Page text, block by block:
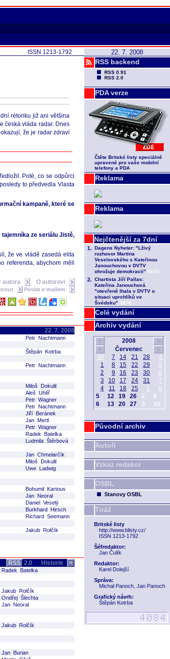
22. 7. 2008
RSS backend
RSS 0.91
RSS 2.0
PDA verze
Čtěte Britské listy speciálně
upravené pro vaše mobilní
telefony a PDA
Reklama
Reklama
Celé vydání
Archiv vydání
Původní archiv
Autoři
Vzkaz redakci
OSBL
Stanovy OSBL
Tiráž
Britské listy
http://www.blisty.cz/
ISSN 1213-1792
Šéfredaktor:
Jan Čulík
Redaktor:
Karel Dolejší
Správa:
Michal Panoch, Jan Panoch
Grafický návrh:
Štěpán Kotrba
ISSN 1213-1792
rétoriku již ani většina
česká vláda radar. Dnes
že je radar zdraví
Poté, co se odpůrci
to předvedla Vlasta
kampaně, které se
tajemníka ze seriálu Jistě,
že ve vládě zasedá elita
referenda, abychom měli
autora
O autorovi
Poslat e-mailem
22. 7. 2008
Petr Nachtmann
Štěpán Kotrba
Petr Nachtmann
Miloš Dokulil
Aleš Uhlíř
Petr Wagner
Petr Nachtmann
Jiří Beránek
Jan Mertl
Petr Wagner
Radek Batelka
Ludmila Štěrbová
Jan Chmelarčík
Miloš Dokulil
Uwe Ladwig
Bohumil Kartous
Jan Neoral
Daniel Veselý
Burkhard Hirsch
Richard Seemann
Jakub Rolčík
RSS 2.0 Historie >
Radek Batelka
Jakub Rolčík
Ondřej Šlechta
Jan Neoral
Jakub Rolčík
Jan Burian